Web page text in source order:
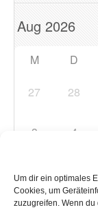
Um dir ein optimales
Cookies, um
zuzugreifen. Wenn
M D
27 28
3 4
10 11